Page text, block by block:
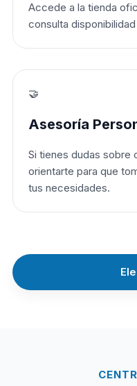
Accede a la tienda
consulta
🤝
Asesoría
Si tienes dudas sobre
orientarte para que
tus necesidades.